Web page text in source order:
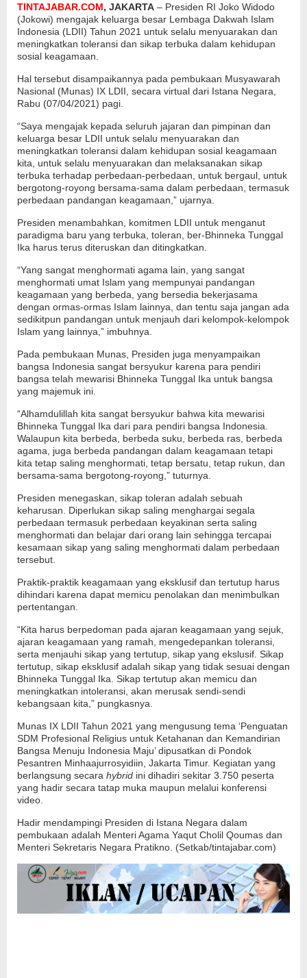
TINTAJABAR.COM, JAKARTA – Presiden RI Joko Widodo
(Jokowi) mengajak keluarga besar Lembaga Dakwah Islam
Indonesia (LDII) Tahun 2021 untuk selalu menyuarakan dan
meningkatkan toleransi dan sikap terbuka dalam kehidupan
sosial keagamaan.
Hal tersebut disampaikannya pada pembukaan Musyawarah
Nasional (Munas) IX LDII, secara virtual dari Istana Negara,
Rabu (07/04/2021) pagi.
“Saya mengajak kepada seluruh jajaran dan pimpinan dan
keluarga besar LDII untuk selalu menyuarakan dan
meningkatkan toleransi dalam kehidupan sosial keagamaan
kita, untuk selalu menyuarakan dan melaksanakan sikap
terbuka terhadap perbedaan-perbedaan, untuk bergaul, untuk
bergotong-royong bersama-sama dalam perbedaan, termasuk
perbedaan pandangan keagamaan,” ujarnya.
Presiden menambahkan, komitmen LDII untuk menganut
paradigma baru yang terbuka, toleran, ber-Bhinneka Tunggal
Ika harus terus diteruskan dan ditingkatkan.
“Yang sangat menghormati agama lain, yang sangat
menghormati umat Islam yang mempunyai pandangan
keagamaan yang berbeda, yang bersedia bekerjasama
dengan ormas-ormas Islam lainnya, dan tentu saja jangan ada
sedikitpun pandangan untuk menjauh dari kelompok-kelompok
Islam yang lainnya,” imbuhnya.
Pada pembukaan Munas, Presiden juga menyampaikan
bangsa Indonesia sangat bersyukur karena para pendiri
bangsa telah mewarisi Bhinneka Tunggal Ika untuk bangsa
yang majemuk ini.
“Alhamdulillah kita sangat bersyukur bahwa kita mewarisi
Bhinneka Tunggal Ika dari para pendiri bangsa Indonesia.
Walaupun kita berbeda, berbeda suku, berbeda ras, berbeda
agama, juga berbeda pandangan dalam keagamaan tetapi
kita tetap saling menghormati, tetap bersatu, tetap rukun, dan
bersama-sama bergotong-royong,” tuturnya.
Presiden menegaskan, sikap toleran adalah sebuah
keharusan. Diperlukan sikap saling menghargai segala
perbedaan termasuk perbedaan keyakinan serta saling
menghormati dan belajar dari orang lain sehingga tercapai
kesamaan sikap yang saling menghormati dalam perbedaan
tersebut.
Praktik-praktik keagamaan yang eksklusif dan tertutup harus
dihindari karena dapat memicu penolakan dan menimbulkan
pertentangan.
“Kita harus berpedoman pada ajaran keagamaan yang sejuk,
ajaran keagamaan yang ramah, mengedepankan toleransi,
serta menjauhi sikap yang tertutup, sikap yang ekslusif. Sikap
tertutup, sikap eksklusif adalah sikap yang tidak sesuai dengan
Bhinneka Tunggal Ika. Sikap tertutup akan memicu dan
meningkatkan intoleransi, akan merusak sendi-sendi
kebangsaan kita,” pungkasnya.
Munas IX LDII Tahun 2021 yang mengusung tema ‘Penguatan
SDM Profesional Religius untuk Ketahanan dan Kemandirian
Bangsa Menuju Indonesia Maju’ dipusatkan di Pondok
Pesantren Minhaajurrosyidiin, Jakarta Timur. Kegiatan yang
berlangsung secara hybrid ini dihadiri sekitar 3.750 peserta
yang hadir secara tatap muka maupun melalui konferensi
video.
Hadir mendampingi Presiden di Istana Negara dalam
pembukaan adalah Menteri Agama Yaqut Cholil Qoumas dan
Menteri Sekretaris Negara Pratikno. (Setkab/tintajabar.com)